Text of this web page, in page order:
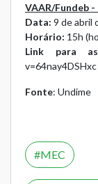
VAAR/Fundeb
Data: 9 de abril
Horário: 15h
Link para
v=64nay4DSHxc
Fonte: Undime
MEC